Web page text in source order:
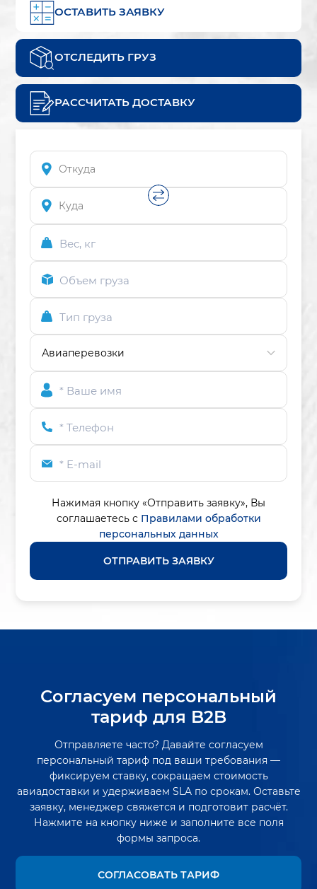
ОСТАВИТЬ ЗАЯВКУ
ОТСЛЕДИТЬ ГРУЗ
РАССЧИТАТЬ ДОСТАВКУ
Вес, кг
Объем груза
Тип груза
* Ваше имя
* Телефон
* E-mail
Нажимая кнопку «Отправить заявку», Вы
соглашаетесь с Правилами обработки
персональных данных
ОТПРАВИТЬ ЗАЯВКУ
Согласуем персональный
тариф для B2B
Отправляете часто? Давайте согласуем
персональный тариф под ваши требования —
фиксируем ставку, сокращаем стоимость
авиадоставки и удерживаем SLA по срокам. Оставьте
заявку, менеджер свяжется и подготовит расчёт.
Нажмите на кнопку ниже и заполните все поля
формы запроса.
СОГЛАСОВАТЬ ТАРИФ